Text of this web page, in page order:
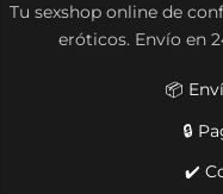
Tu sexshop online de
eróticos. Envío en
📦
🔒
✔️